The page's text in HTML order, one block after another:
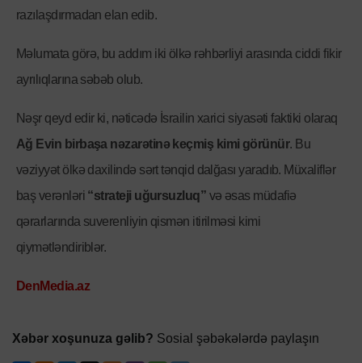
razılaşdırmadan elan edib.
Məlumata görə, bu addım iki ölkə rəhbərliyi arasında ciddi fikir
ayrılıqlarına səbəb olub.
Nəşr qeyd edir ki, nəticədə İsrailin xarici siyasəti faktiki olaraq
Ağ Evin birbaşa nəzarətinə keçmiş kimi görünür. Bu
vəziyyət ölkə daxilində sərt tənqid dalğası yaradıb. Müxaliflər
baş verənləri “strateji uğursuzluq” və əsas müdafiə
qərarlarında suverenliyin qismən itirilməsi kimi
qiymətləndiriblər.
DenMedia.az
Xəbər xoşunuza gəlib? Sosial şəbəkələrdə paylaşın